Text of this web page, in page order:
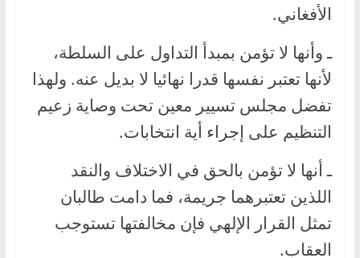
الأفغاني.
ـ وأنها لا تؤمن بمبدأ التداول على السلطة،
لأنها تعتبر نفسها قدرا نهائيا لا بديل عنه. ولهذا
تفضل مجلس تسيير معين تحت وصاية زعيم
التنظيم على إجراء أية انتخابات.
ـ أنها لا تؤمن بالحق في الاختلاف والنقد
اللذين تعتبرهما جريمة، فما دامت طالبان
تمثل القرار الإلهي فإن مخالفتها تستوجب
العقاب.